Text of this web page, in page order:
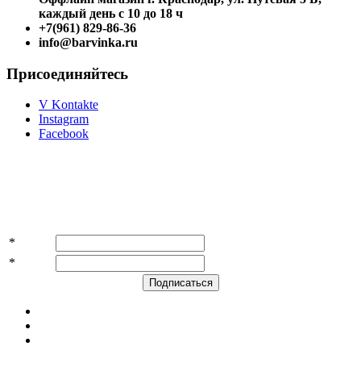
каждый день с 10 до 18 ч
+7(961) 829-86-36
info@barvinka.ru
Присоединяйтесь
V Kontakte
Instagram
Facebook
*
*